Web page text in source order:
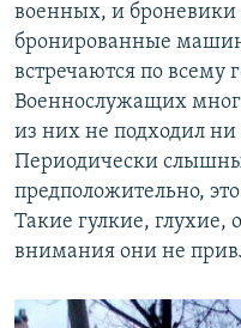
военных, и броневики
бронированные
встречаются по всему
Военнослужащих
из них не подходил
Периодически
предположительно,
Такие гулкие, глухие,
внимания они не